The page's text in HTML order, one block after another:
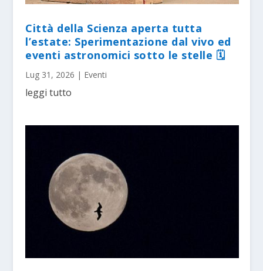
Città della Scienza aperta tutta
l’estate: Sperimentazione dal vivo ed
eventi astronomici sotto le stelle 🗓
Lug 31, 2026 | Eventi
leggi tutto